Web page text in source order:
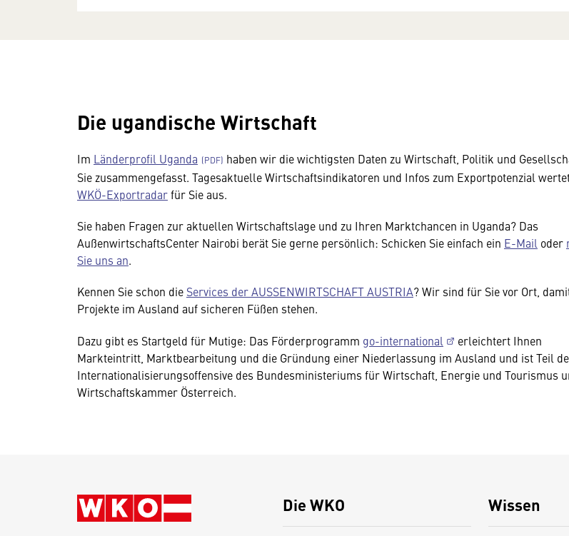
Die ugandische Wirtschaft
Im Länderprofil Uganda
haben wir die wichtigsten Daten zu Wirtschaft, Politik und
Sie zusammengefasst. Tagesaktuelle Wirtschaftsindikatoren und Infos zum Exportpotenzial
WKÖ-Exportradarfür Sie aus.
Sie haben Fragen zur aktuellen Wirtschaftslage und zu Ihren Marktchancen in Uganda? Das
AußenwirtschaftsCenter Nairobi berät Sie gerne persönlich: Schicken Sie einfach ein E-Mail oder
Sie uns an.
Kennen Sie schon die Services der AUSSENWIRTSCHAFT AUSTRIA? Wir sind für Sie vor Ort,
Projekte im Ausland auf sicheren Füßen stehen.
Dazu gibt es Startgeld für Mutige: Das Förderprogramm go-international
erleichtert Ihnen
Markteintritt, Marktbearbeitung und die Gründung einer Niederlassung im Ausland und ist Teil
Internationalisierungsoffensive des Bundesministeriums für Wirtschaft, Energie und Tourismus
Wirtschaftskammer Österreich.
Die WKO Wissen